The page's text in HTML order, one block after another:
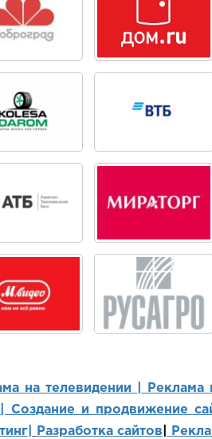
на телевидении | Реклама
| Создание и продвижение
| Разработка сайтов